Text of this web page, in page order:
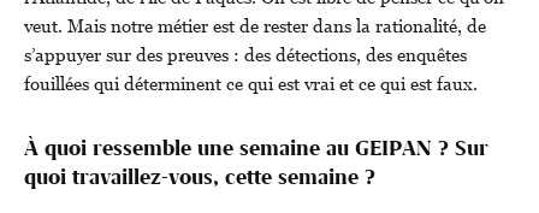
veut. Mais notre métier est de rester dans la rationalité, de
s’appuyer sur des preuves : des détections, des enquêtes
fouillées qui déterminent ce qui est vrai et ce qui est faux.
À quoi ressemble une semaine au GEIPAN ? Sur
quoi travaillez-vous, cette semaine ?